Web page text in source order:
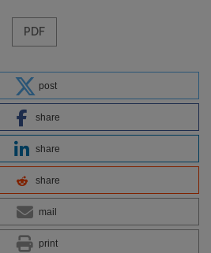
PDF
post
share
share
share
mail
print